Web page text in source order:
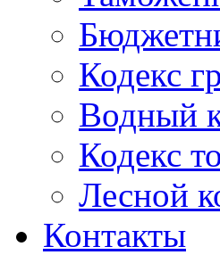
Кодекс
Водный
Кодекс
Лесной
Контакты